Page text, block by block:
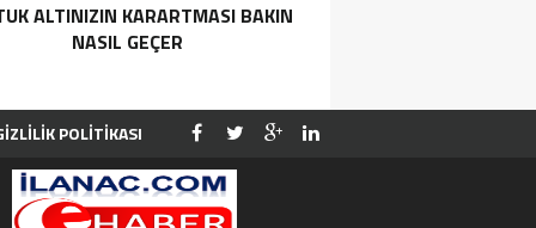
ALTINIZIN KARARTMASI BAKIN
NASIL GEÇER
POLİTİKASI
İLETİŞİM